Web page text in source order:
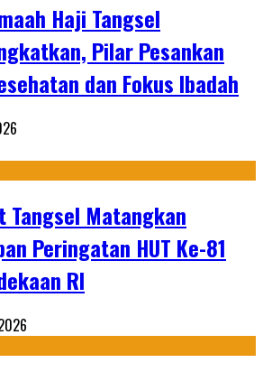
Haji Tangsel
Pilar Pesankan
dan Fokus Ibadah
Tangsel Matangkan
Peringatan HUT Ke-81
RI